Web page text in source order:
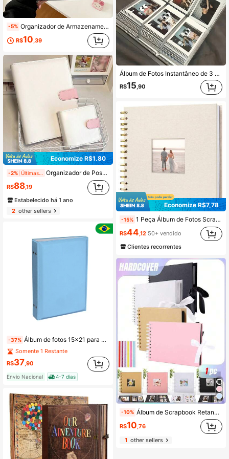
-5% Organizador de Armazenamento de Adesivos A5, Álbum Transparente para Armazenamento, Álbum de Fotos de Adesivos Reutilizável, Livro de Coleção de Adesivos com Zíper, Suporte para Cartões, Livro de Coleção de Adesivos para Casa, Escola, Escritório, Homens, Mulheres, Suprimentos Escolares e de Escritório, Decoração para Casa
R$10 ,39
Economize R$1,80
-2% Organizador de Postais com Anéis de 3 polegadas e 5 polegadas, 20 Unidades, com Capa em PU, Modelo A5/A7, Branco/Rosa, De Volta às Aulas, Materiais Escolares
R$88,19
Estabelecido há 1 ano
2other sellers
-37% Álbum de fotos 15x21 para 100 fotos – Linha Happy Premium
Somente 1 Restante
R$37,90
Envio Nacional 4-7 dias
Álbum de Fotos Instantâneo de 3 Polegadas, Adequado para Estudantes Armazenarem Fotos e Cartões-Postais, Ideal para Organização de Dormitórios, Lembranças Escolares, Memórias de Casamento e Categorização de Fotos
R$15,90
Economize R$7,78
-15% 1 Peça Álbum de Fotos Scrapbook com Capa de Linho de 8x8 Polegadas, Páginas de Papel Kraft Duro Branco, Álbum de Memórias Minimalista Elegante, Presente DIY para Aniversário, Adequado para Viagem, Livro de Visitas de Casamento, Natal e Festa
R$44,12 50+ vendido
Clientes recorrentes
-10% Álbum de Scrapbook Retangular/Quadrado com Capa Dura de 30 Páginas em Papel Kraft, Adequado para Casamentos, Aniversários, Festas, Uso Doméstico, Acompanha 2 Folhas de Adesivos
R$10 ,76
1other sellers